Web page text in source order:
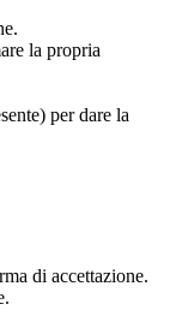
la propria
per dare la
di accettazione.